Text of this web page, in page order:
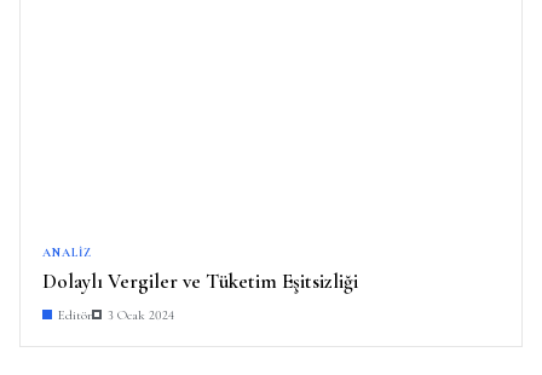
ANALIZ
Dolaylı Vergiler ve Tüketim Eşitsizliği
Editör 3 Ocak 2024